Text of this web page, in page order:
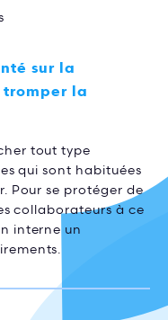
sur la
la
tout type
qui sont habituées
Pour se protéger de
collaborateurs à ce
interne un